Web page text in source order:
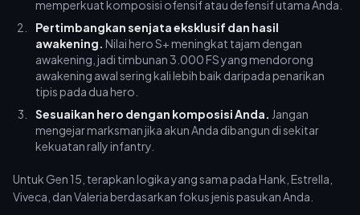
memperkuat komposisi ofensif atau defensif utama Anda.
Pertimbangkan senjata eksklusif dan hasil
awakening. Nilai hero S+ meningkat tajam dengan
awakening, jadi timbunan 3.000 FS yang mendorong
awakening awal sering kali lebih baik daripada penarikan
tipis pada dua hero.
Sesuaikan hero dengan komposisi Anda. Jangan
mengejar marksman jika akun Anda dibangun di sekitar
kekuatan rally infantry.
Untuk Gen 15, terapkan logika yang sama pada Hank, Estrella,
Viveca, dan Valeria berdasarkan fokus jenis pasukan Anda.